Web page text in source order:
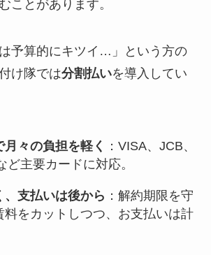
ことがあります。
は予算的にキツイ…」という方の
け隊では分割払いを導入してい
月々の負担を軽く
：VISA、JCB、
ど主要カードに対応。
、支払いは後から ：解約期限を守
料をカットしつつ、お支払いは計